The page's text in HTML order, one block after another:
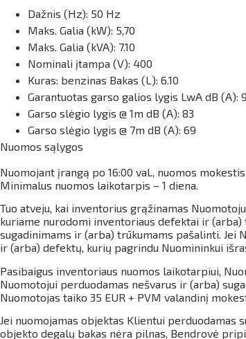
Dažnis (Hz): 50 Hz
Maks. Galia (kW): 5,70
Maks. Galia (kVA): 7.10
Nominali įtampa (V): 400
Kuras: benzinas Bakas (L): 6.10
Garantuotas garso galios lygis LwA dB (A):
Garso slėgio lygis @ 1m dB (A): 83
Garso slėgio lygis @ 7m dB (A): 69
Nuomos sąlygos
Nuomojant įrangą po 16:00 val., nuomos
Minimalus nuomos laikotarpis – 1 diena.
Tuo atveju, kai inventorius grąžinamas
kuriame nurodomi inventoriaus defektai ir
sugadinimams ir (arba) trūkumams pašalinti.
ir (arba) defektų, kurių pagrindu Nuomininkui
Pasibaigus inventoriaus nuomos laikotarpiui,
Nuomotojui perduodamas nešvarus ir (arba)
Nuomotojas taiko 35 EUR + PVM valandinį
Jei nuomojamas objektas Klientui
objekto degalų bakas nėra pilnas, Bendrovė